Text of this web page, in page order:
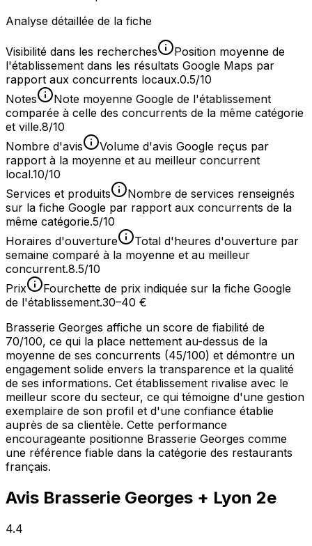
Analyse détaillée de la fiche
Visibilité dans les recherches
Position moyenne de
l'établissement dans les résultats Google Maps par
rapport aux concurrents locaux.0.5/10
Notes
Note moyenne Google de l'établissement
comparée à celle des concurrents de la même catégorie
et ville.8/10
Nombre d'avis
Volume d'avis Google reçus par
rapport à la moyenne et au meilleur concurrent
local.10/10
Services et produits
Nombre de services renseignés
sur la fiche Google par rapport aux concurrents de la
même catégorie.5/10
Horaires d'ouverture
Total d'heures d'ouverture par
semaine comparé à la moyenne et au meilleur
concurrent.8.5/10
Prix
Fourchette de prix indiquée sur la fiche Google
de l'établissement.30–40 €
Brasserie Georges affiche un score de fiabilité de
70/100, ce qui la place nettement au-dessus de la
moyenne de ses concurrents (45/100) et démontre un
engagement solide envers la transparence et la qualité
de ses informations. Cet établissement rivalise avec le
meilleur score du secteur, ce qui témoigne d'une gestion
exemplaire de son profil et d'une confiance établie
auprès de sa clientèle. Cette performance
encourageante positionne Brasserie Georges comme
une référence fiable dans la catégorie des restaurants
français.
Avis Brasserie Georges + Lyon 2e
4.4